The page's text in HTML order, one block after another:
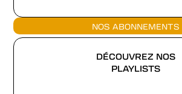
NOS ABONNEMENTS
DÉCOUVREZ NOS
PLAYLISTS